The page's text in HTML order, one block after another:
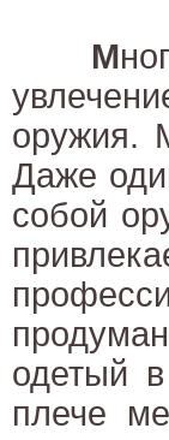
М
оружия.
Даже
собой
одетый
плече